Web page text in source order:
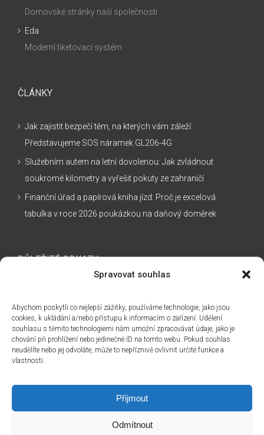
Spravovat souhlas
Abychom poskytli co nejlepší zážitky, používáme technologie, jako jsou
cookies, k ukládání a/nebo přístupu k informacím o zařízení. Udělení
souhlasu s těmito technologiemi nám umožní zpracovávat údaje, jako je
chování při prohlížení nebo jedinečné ID na tomto webu. Pokud souhlas
neudělíte nebo jej odvoláte, může to nepříznivě ovlivnit určité funkce a
vlastnosti.
Přijmout
Odmítnout
Domovské stránky naší společnosti
Eda
Moderní tiketovací systém
ČLÁNKY
Jak zajistit bezpečí těm, na kterých vám záleží:
Představujeme SOS náramek GL206-4G
Služebním autem na letní dovolenou: Jak zvládnout
soukromé kilometry a vyřešit pokuty ze zahraničí
Finanční úřad a papírová kniha jízd: Proč je excelová
tabulka v roce 2026 poukázkou na daňový doměrek
DŮLEŽITÉ ODKAZY
Technická podpora
Obchodní podmínky
Cenová nabídka